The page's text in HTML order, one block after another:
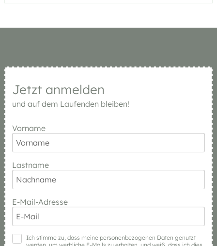
Jetzt anmelden
und auf dem Laufenden bleiben!
Vorname
Lastname
E-Mail-Adresse
Ich stimme zu, dass meine personenbezogenen Daten genutzt